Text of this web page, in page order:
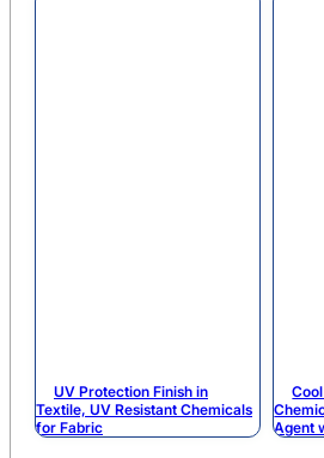
UV Protection Finish in
Textile, UV Resistant Chemicals
for Fabric
Agent